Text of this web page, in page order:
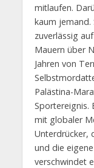
mitlaufen.
kaum jemand.
zuverlässig
Mauern über
Jahren von
Palästina-
Sportereignis.
mit globaler
Unterdrücker,
und die
verschwindet